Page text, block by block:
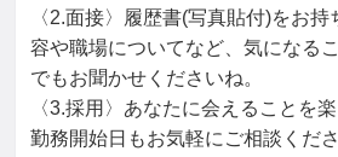
〈2.面接〉履歴書(写真貼付)をお
容や職場についてなど、気になる
でもお聞かせくださいね。
〈3.採用〉あなたに会えることを
勤務開始日もお気軽にご相談くだ